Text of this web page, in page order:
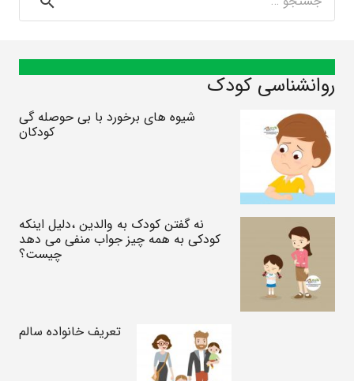
برای:
روانشناسی کودک
شیوه های برخورد با بی حوصله گی
کودکان
نه گفتن کودک به والدین ،دلیل اینکه
کودکی به همه چیز جواب منفی می دهد
چیست؟
تعریف خانواده سالم